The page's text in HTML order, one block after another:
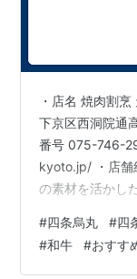
・店名 焼肉割
下京区西洞院通
番号 075-746-
kyoto.jp/ ・店舗
の素材を活かし
で、 ここでしか
ご堪能ください
#四条烏丸 #四
#和牛 #おすす